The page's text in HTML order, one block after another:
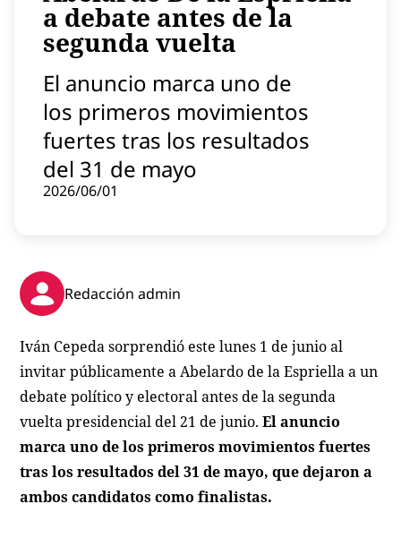
Contenido patrocinado
Instagram
a debate antes de la
segunda vuelta
El anuncio marca uno de
los primeros movimientos
fuertes tras los resultados
del 31 de mayo
2026/06/01
Redacción admin
Iván Cepeda sorprendió este lunes 1 de junio al
invitar públicamente a Abelardo de la Espriella a un
debate político y electoral antes de la segunda
vuelta presidencial del 21 de junio.El anuncio
marca uno de los primeros movimientos fuertes
tras los resultados del 31 de mayo, que dejaron a
ambos candidatos como finalistas.